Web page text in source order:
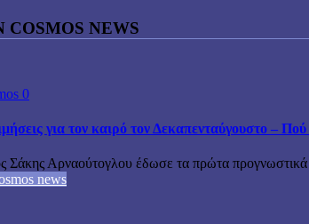
NEWS
0
για τον καιρό τον Δεκαπενταύγουστο – Πού
Σάκης Αρναούτογλου έδωσε τα πρώτα προγνωστικά
news